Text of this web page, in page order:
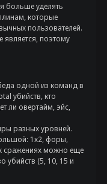
больше уделять
которые
пользователей.
поэтому
одной из команд в
убийств, кто
ли овертайм, эйс,
разных уровней.
1х2, форы,
сражениях можно еще
убийств (5, 10, 15 и